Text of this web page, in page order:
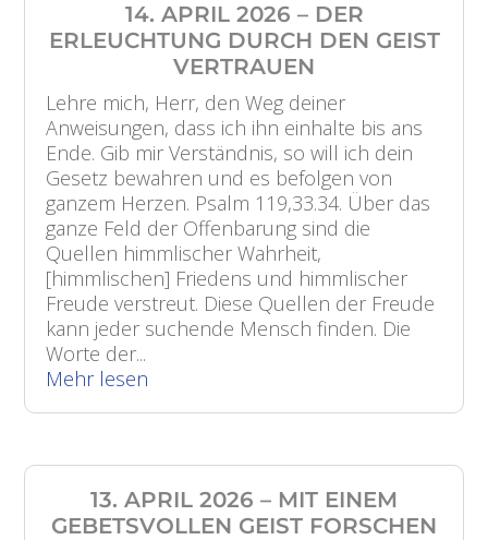
14. APRIL 2026 – DER
ERLEUCHTUNG DURCH DEN GEIST
VERTRAUEN
Lehre mich, Herr, den Weg deiner
Anweisungen, dass ich ihn einhalte bis ans
Ende. Gib mir Verständnis, so will ich dein
Gesetz bewahren und es befolgen von
ganzem Herzen. Psalm 119,33.34. Über das
ganze Feld der Offenbarung sind die
Quellen himmlischer Wahrheit,
[himmlischen] Friedens und himmlischer
Freude verstreut. Diese Quellen der Freude
kann jeder suchende Mensch finden. Die
Worte der...
Mehr lesen
13. APRIL 2026 – MIT EINEM
GEBETSVOLLEN GEIST FORSCHEN